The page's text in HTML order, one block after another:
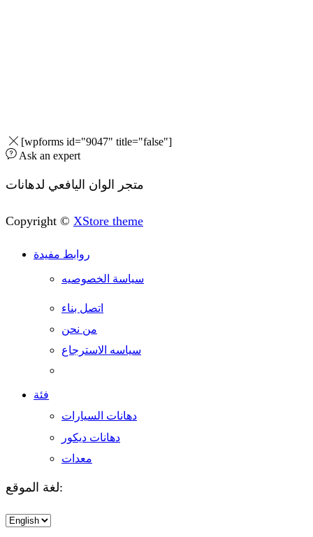
[wpforms id="9047" title="false"]
Ask an expert
متجر الوان اليافعي لدهانات
Copyright © XStore theme
روابط مفيدة
سياسة الخصوصيه
اتصل بناء
من نحن
سياسه الاسترجاع
فئة
دهانات السيارات
دهانات ديكور
معدات
لغة الموقع:
Choose